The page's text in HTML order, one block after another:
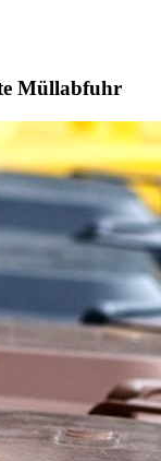
Müllabfuhr